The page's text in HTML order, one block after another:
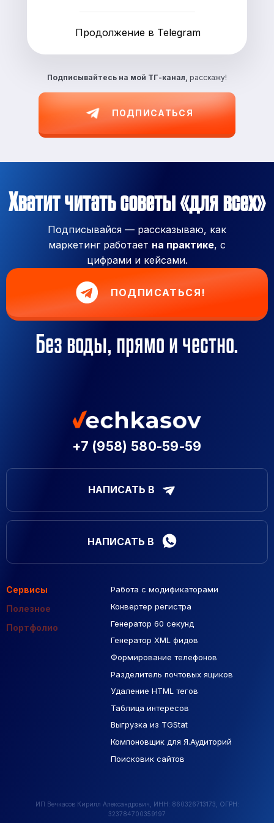
Подписывайтесь на мой ТГ-канал, расскажу!
ПОДПИСАТЬСЯ
Продолжение в Telegram
Хватит читать советы «для всех»
Подписывайся — рассказываю, как
маркетинг работает на практике, с
цифрами и кейсами.
ПОДПИСАТЬСЯ!
Без воды, прямо и честно.
+7 (958) 580-59-59
НАПИСАТЬ В
НАПИСАТЬ В
Сервисы
Полезное
Портфолио
Работа с модификаторами
Конвертер регистра
Генератор 60 секунд
Генератор XML фидов
Формирование телефонов
Разделитель почтовых ящиков
Удаление HTML тегов
Таблица интересов
Выгрузка из TGStat
Компоновщик для Я.Аудиторий
Поисковик сайтов
Подборка сайтов
Макеты Figma
База Яндекс Карты
РСЯ площадки
Созданные сайты
Контекстная реклама
ИП Вечкасов Кирилл Александрович, ИНН: 860326713173, ОГРН:
323784700359197